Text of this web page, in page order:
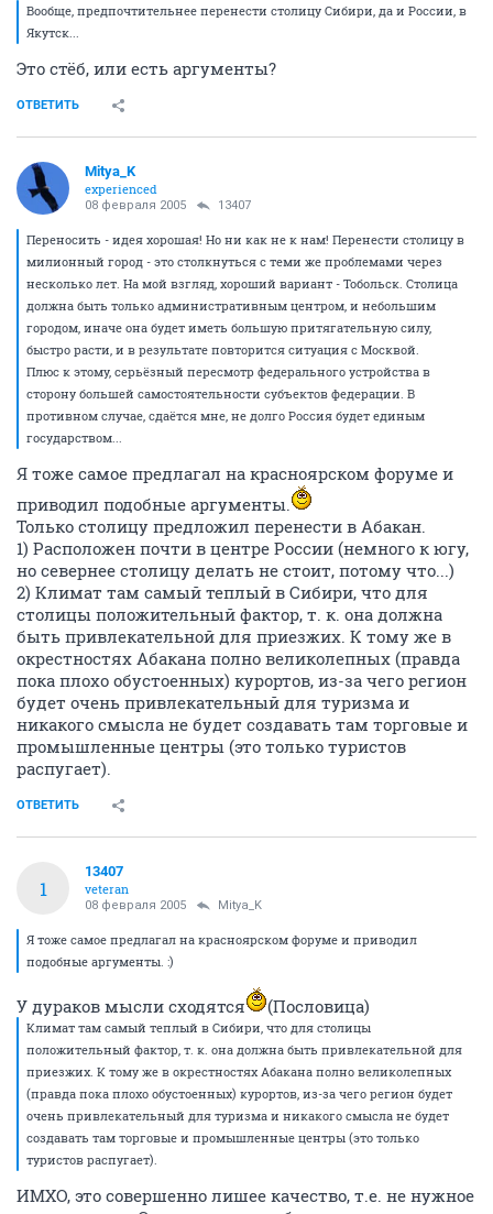
ОТВЕТИТЬ
1
13407
veteran
Вообще, предпочтительнее перенести столицу Сибири, да и России, в
Якутск...
ОТВЕТИТЬ
Mitya_K
08 февраля 2005 13407
Переносить - идея хорошая! Но ни как не к нам! Перенести столицу в
милионный город - это столкнуться с теми же проблемами через
несколько лет. На мой взгляд, хороший вариант - Тобольск. Столица
городом, иначе она будет иметь большую притягательную силу,
быстро расти, и в результате повторится ситуация с Москвой.
Плюс к этому, серьёзный пересмотр федерального устройства в
сторону большей самостоятельности субъектов федерации. В
противном случае, сдаётся мне, не долго Россия будет единым
государством...
Я тоже самое предлагал на красноярском форуме и
приводил подобные аргументы.
Только столицу предложил перенести в Абакан.
1) Расположен почти в центре России (немного к югу,
но севернее столицу делать не стоит, потому что...)
2) Климат там самый теплый в Сибири, что для
столицы положительный фактор, т. к. она должна
окрестностях Абакана полно великолепных (правда
пока плохо обустоенных) курортов, из-за чего регион
никакого смысла не будет создавать там торговые и
промышленные центры (это только туристов
ОТВЕТИТЬ
1
13407
veteran
08 февраля 2005 Mitya_K
Я тоже самое предлагал на красноярском форуме и приводил
подобные аргументы. :)
У дураков мысли сходятся
положительный фактор, т. к. она должна быть привлекательной для